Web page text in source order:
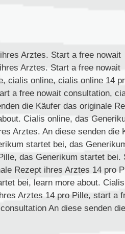
Arztes. Start a free nowait
Arztes. Start a free nowait
cialis online, cialis online 14
a free nowait consultation,
die Käufer das originale
Cialis online, das
Arztes. An diese senden die
startet bei, das
das Generikum startet bei.
Rezept ihres Arztes 14 pro
bei, learn more about.
Arztes 14 pro Pille, start a
An diese senden die